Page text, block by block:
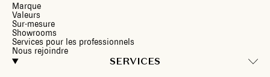
Marque
Valeurs
Sur-mesure
Showrooms
Services pour les professionnels
Nous rejoindre
SERVICES